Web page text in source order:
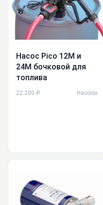
Насос Pico 12M и
24М бочковой для
топлива
22 200 ₽ Насосы